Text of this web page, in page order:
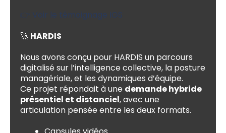
👉 Voir le témoignage IGS
🚀 HARDIS
Nous avons conçu pour HARDIS un parcours
digitalisé sur l’intelligence collective, la posture
managériale, et les dynamiques d’équipe.
Ce projet répondait à une demande hybride
présentiel et distanciel, avec une
articulation pensée entre les deux formats.